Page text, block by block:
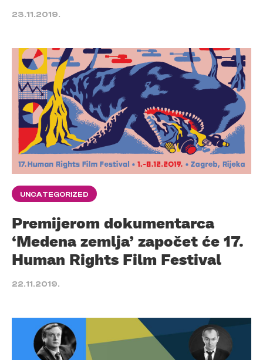
23.11.2019.
UNCATEGORIZED
Premijerom dokumentarca
‘Medena zemlja’ započet će 17.
Human Rights Film Festival
22.11.2019.